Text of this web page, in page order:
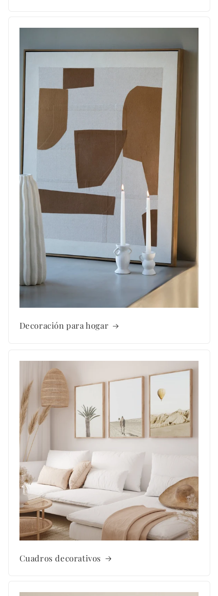
Decoración para hogar
Cuadros decorativos